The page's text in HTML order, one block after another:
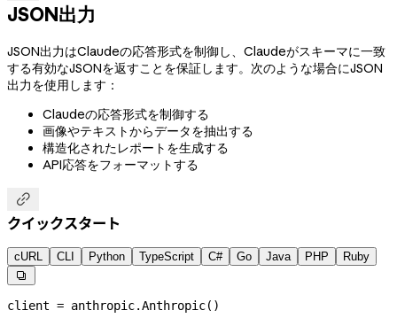
JSON出力
JSON出力はClaudeの応答形式を制御し、Claudeがスキーマに一致
する有効なJSONを返すことを保証します。次のような場合にJSON
出力を使用します：
Claudeの応答形式を制御する
画像やテキストからデータを抽出する
構造化されたレポートを生成する
API応答をフォーマットする

クイックスタート
cURL CLI Python TypeScript C# Go Java PHP Ruby

client = anthropic.Anthropic()